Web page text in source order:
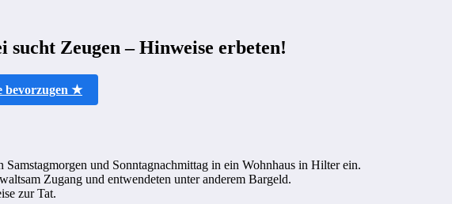
Zeugen – Hinweise erbeten!
bevorzugen ★
Samstagmorgen und Sonntagnachmittag in ein Wohnhaus in Hilter ein.
Zugang und entwendeten unter anderem Bargeld.
zur Tat.